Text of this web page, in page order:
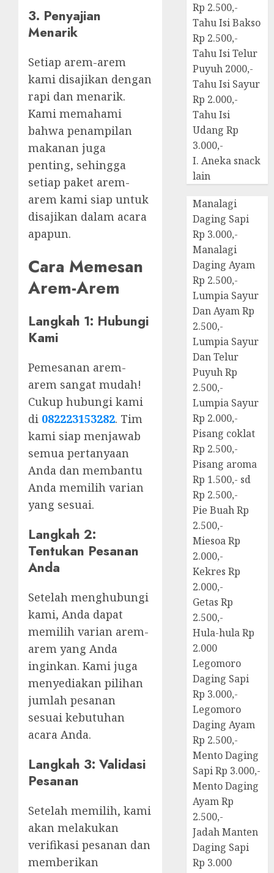
3. Penyajian
Menarik
Setiap arem-arem
kami disajikan dengan
rapi dan menarik.
Kami memahami
bahwa penampilan
makanan juga
penting, sehingga
setiap paket arem-
arem kami siap untuk
disajikan dalam acara
apapun.
Cara Memesan
Arem-Arem
Langkah 1: Hubungi
Kami
Pemesanan arem-
arem sangat mudah!
Cukup hubungi kami
di 082223153282. Tim
kami siap menjawab
semua pertanyaan
Anda dan membantu
Anda memilih varian
yang sesuai.
Langkah 2:
Tentukan Pesanan
Anda
Setelah menghubungi
kami, Anda dapat
memilih varian arem-
arem yang Anda
inginkan. Kami juga
menyediakan pilihan
jumlah pesanan
sesuai kebutuhan
acara Anda.
Langkah 3: Validasi
Pesanan
Setelah memilih, kami
akan melakukan
verifikasi pesanan dan
memberikan
Rp 2.500,-
Tahu Isi Bakso
Rp 2.500,-
Tahu Isi Telur
Puyuh 2000,-
Tahu Isi Sayur
Rp 2.000,-
Tahu Isi
Udang Rp
3.000,-
I. Aneka snack
lain
Manalagi
Daging Sapi
Rp 3.000,-
Manalagi
Daging Ayam
Rp 2.500,-
Lumpia Sayur
Dan Ayam Rp
2.500,-
Lumpia Sayur
Dan Telur
Puyuh Rp
2.500,-
Lumpia Sayur
Rp 2.000,-
Pisang coklat
Rp 2.500,-
Pisang aroma
Rp 1.500,- sd
Rp 2.500,-
Pie Buah Rp
2.500,-
Miesoa Rp
2.000,-
Kekres Rp
2.000,-
Getas Rp
2.500,-
Hula-hula Rp
2.000
Legomoro
Daging Sapi
Rp 3.000,-
Legomoro
Daging Ayam
Rp 2.500,-
Mento Daging
Sapi Rp 3.000,-
Mento Daging
Ayam Rp
2.500,-
Jadah Manten
Daging Sapi
Rp 3.000